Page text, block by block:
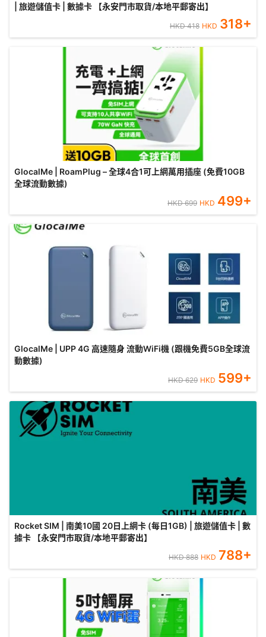
| 旅遊儲值卡 | 數據卡 【永安門市取貨/本地平郵寄出】
HKD418 HKD 318+
GlocalMe | RoamPlug – 全球4合1可上網萬用插座 (免費10GB
全球流動數據)
HKD699 HKD 499+
GlocalMe | UPP 4G 高速隨身 流動WiFi機 (跟機免費5GB全球流
動數據)
HKD629 HKD 599+
Rocket SIM | 南美10國 20日上網卡 (每日1GB) | 旅遊儲值卡 | 數
據卡 【永安門市取貨/本地平郵寄出】
HKD888 HKD 788+